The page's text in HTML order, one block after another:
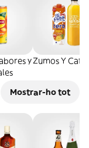
y
Zumos Y Cafés
Mostrar-ho tot